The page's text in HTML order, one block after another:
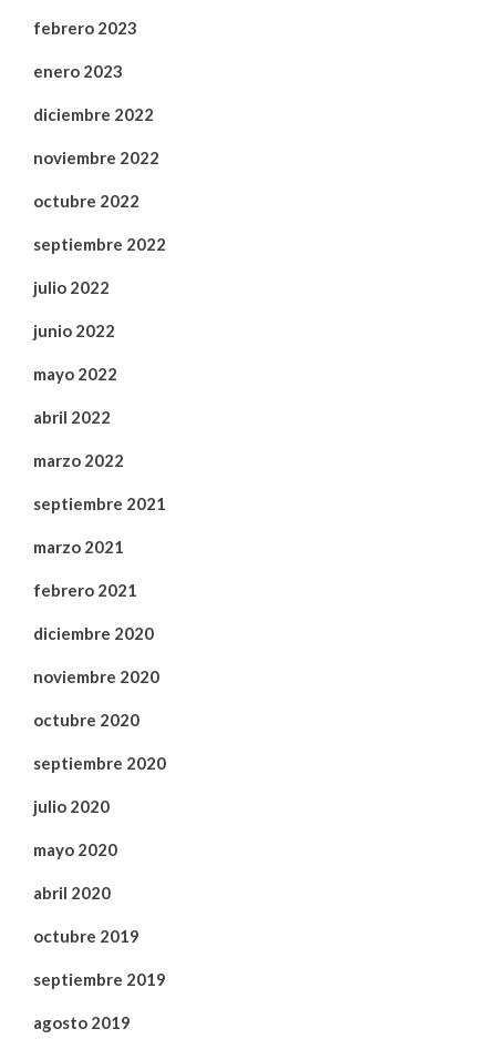
febrero 2023
enero 2023
diciembre 2022
noviembre 2022
octubre 2022
septiembre 2022
julio 2022
junio 2022
mayo 2022
abril 2022
marzo 2022
septiembre 2021
marzo 2021
febrero 2021
diciembre 2020
noviembre 2020
octubre 2020
septiembre 2020
julio 2020
mayo 2020
abril 2020
octubre 2019
septiembre 2019
agosto 2019